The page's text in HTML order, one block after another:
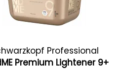
Professional
Premium Lightener 9+